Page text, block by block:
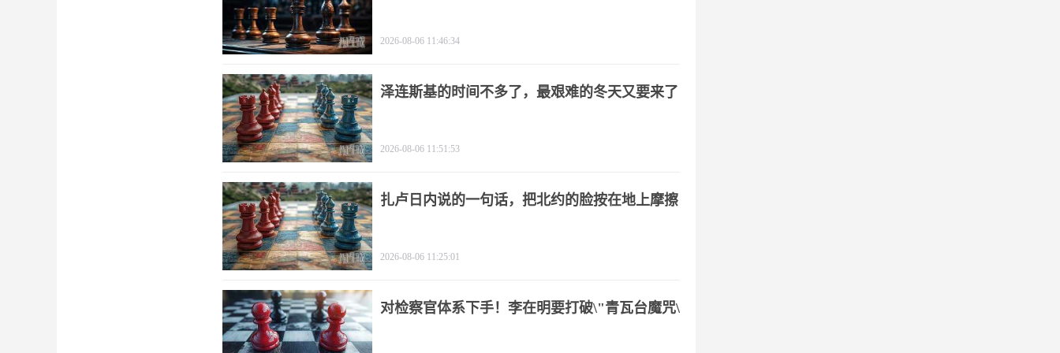
2026-08-06 11:46:34
泽连斯基的时间不多了，最艰难的冬天又要来了
2026-08-06 11:51:53
扎卢日内说的一句话，把北约的脸按在地上摩擦
2026-08-06 11:25:01
对检察官体系下手！李在明要打破\"青瓦台魔咒\"